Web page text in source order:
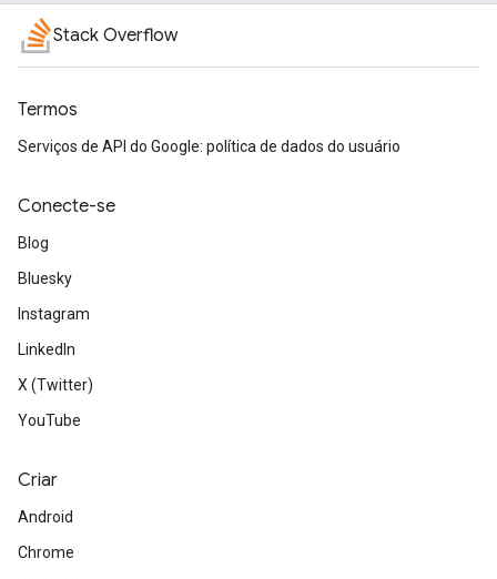
Stack Overflow
Termos
Serviços de API do Google: política de dados do usuário
Conecte-se
Blog
Bluesky
Instagram
LinkedIn
X (Twitter)
YouTube
Criar
Android
Chrome